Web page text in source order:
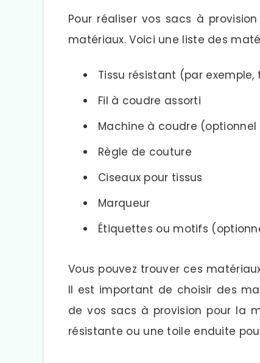
Pour réaliser vos sacs à
matériaux. Voici une liste des
Tissu résistant (par
Fil à coudre assorti
Machine à coudre
Règle de couture
Ciseaux pour tissus
Marqueur
Étiquettes ou motifs
Vous pouvez trouver ces
Il est important de choisir des
de vos sacs à provision pour la
résistante ou une toile enduite